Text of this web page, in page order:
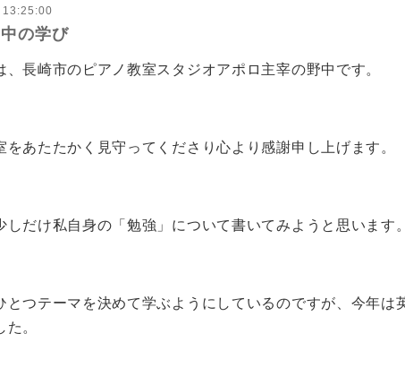
の学び
、長崎市のピアノ教室スタジオアポロ主宰の野中です。
をあたたかく見守ってくださり心より感謝申し上げます。
しだけ私自身の「勉強」について書いてみようと思います。
とつテーマを決めて学ぶようにしているのですが、今年は
。